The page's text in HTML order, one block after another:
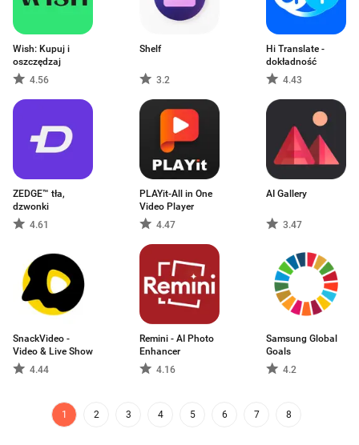
Wish: Kupuj i
oszczędzaj
4.56
Shelf
3.2
Hi Translate -
dokładność
4.43
ZEDGE™ tła,
dzwonki
4.61
PLAYit-All in One
Video Player
4.47
AI Gallery
3.47
SnackVideo -
Video & Live Show
4.44
Remini - AI Photo
Enhancer
4.16
Samsung Global
Goals
4.2
1 2 3 4 5 6 7 8